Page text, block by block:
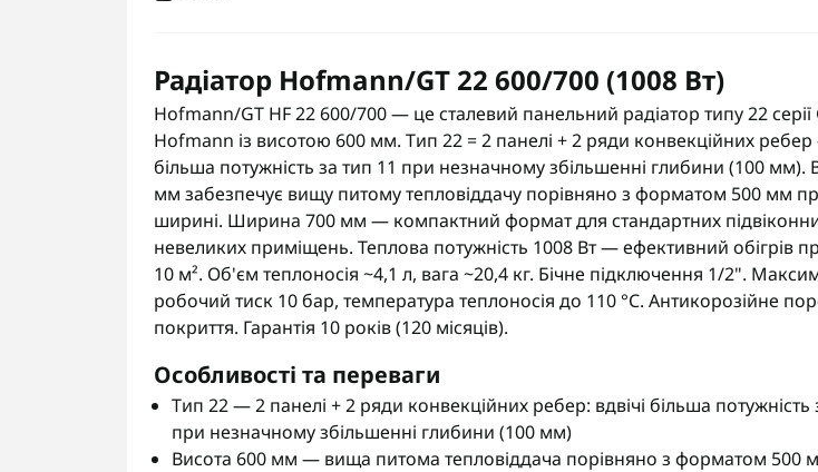
Радіатор Hofmann/GT 22 600/700 (1008 Вт)
Hofmann/GT HF 22 600/700 — це сталевий панельний радіатор типу 22 серії
Hofmann із висотою 600 мм. Тип 22 = 2 панелі + 2 ряди конвекційних ребер
більша потужність за тип 11 при незначному збільшенні глибини (100 мм).
мм забезпечує вищу питому тепловіддачу порівняно з форматом 500 мм
ширині. Ширина 700 мм — компактний формат для стандартних
невеликих приміщень. Теплова потужність 1008 Вт — ефективний обігрів
10 м². Об'єм теплоносія ~4,1 л, вага ~20,4 кг. Бічне підключення 1/2".
робочий тиск 10 бар, температура теплоносія до 110 °C. Антикорозійне
покриття. Гарантія 10 років (120 місяців).
Особливості та переваги
Тип 22 — 2 панелі + 2 ряди конвекційних ребер: вдвічі більша потужність
при незначному збільшенні глибини (100 мм)
Висота 600 мм — вища питома тепловіддача порівняно з форматом 500